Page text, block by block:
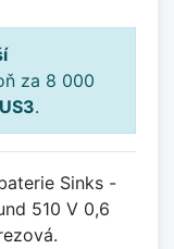
za 8 000
.
Sinks -
510 V 0,6